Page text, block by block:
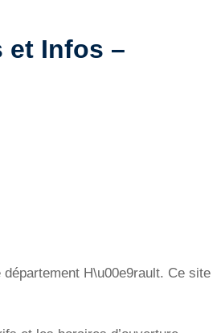
et Infos –
H\u00e9rault. Ce site